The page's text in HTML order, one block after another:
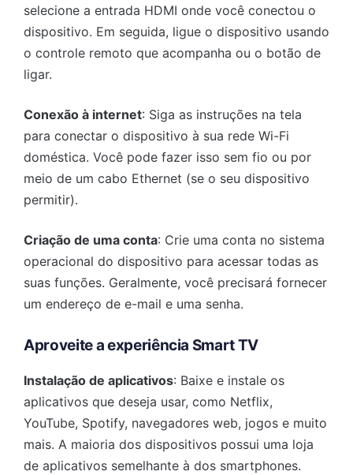
selecione a entrada HDMI onde você conectou o
dispositivo. Em seguida, ligue o dispositivo usando
o controle remoto que acompanha ou o botão de
ligar.
Conexão à internet: Siga as instruções na tela
para conectar o dispositivo à sua rede Wi-Fi
doméstica. Você pode fazer isso sem fio ou por
meio de um cabo Ethernet (se o seu dispositivo
permitir).
Criação de uma conta: Crie uma conta no sistema
operacional do dispositivo para acessar todas as
suas funções. Geralmente, você precisará fornecer
um endereço de e-mail e uma senha.
Aproveite a experiência Smart TV
Instalação de aplicativos: Baixe e instale os
aplicativos que deseja usar, como Netflix,
YouTube, Spotify, navegadores web, jogos e muito
mais. A maioria dos dispositivos possui uma loja
de aplicativos semelhante à dos smartphones.